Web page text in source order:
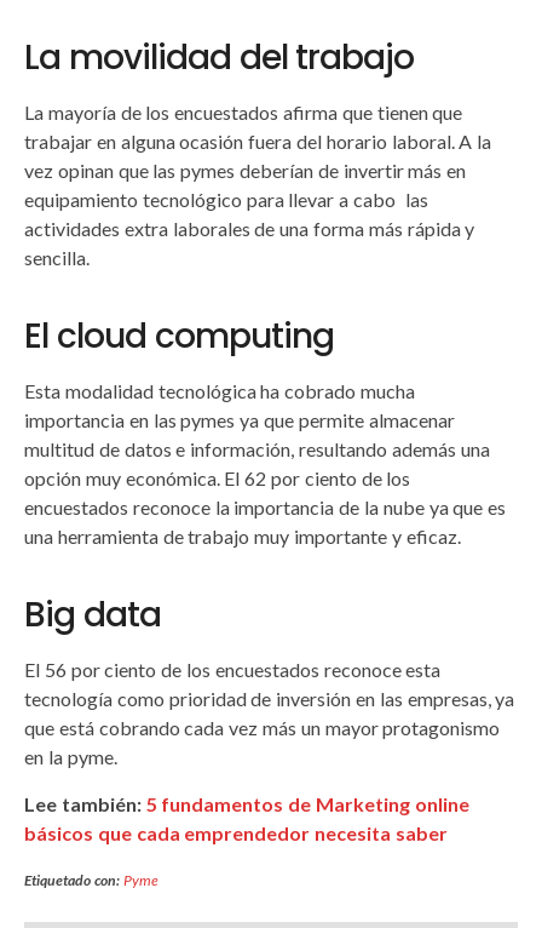
La movilidad del trabajo
La mayoría de los encuestados afirma que tienen que
trabajar en alguna ocasión fuera del horario laboral. A la
vez opinan que las pymes deberían de invertir más en
equipamiento tecnológico para llevar a cabo las
actividades extra laborales de una forma más rápida y
sencilla.
El cloud computing
Esta modalidad tecnológica ha cobrado mucha
importancia en las pymes ya que permite almacenar
multitud de datos e información, resultando además una
opción muy económica. El 62 por ciento de los
encuestados reconoce la importancia de la nube ya que es
una herramienta de trabajo muy importante y eficaz.
Big data
El 56 por ciento de los encuestados reconoce esta
tecnología como prioridad de inversión en las empresas, ya
que está cobrando cada vez más un mayor protagonismo
en la pyme.
Lee también: 5 fundamentos de Marketing online
básicos que cada emprendedor necesita saber
Etiquetado con: Pyme